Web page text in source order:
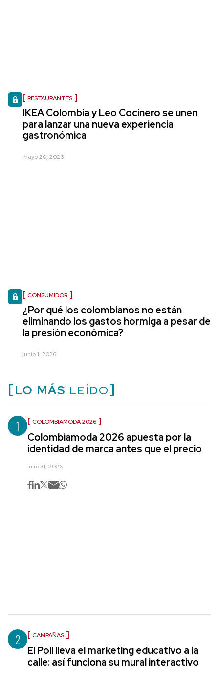
RESTAURANTES
IKEA Colombia y Leo Cocinero se unen
para lanzar una nueva experiencia
gastronómica
mayo 20, 2026
CONSUMIDOR
¿Por qué los colombianos no están
eliminando los gastos hormiga a pesar de
la presión económica?
junio 1, 2026
LO MÁS LEÍDO
1 COLOMBIAMODA 2026
Colombiamoda 2026 apuesta por la
identidad de marca antes que el precio
julio 31, 2026
2 CAMPAÑAS
El Poli lleva el marketing educativo a la
calle: así funciona su mural interactivo